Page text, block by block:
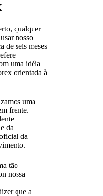
qualquer
nosso
de seis meses
uma idéia
orientada à
uma
frente.
da
da
tão
nossa
que a